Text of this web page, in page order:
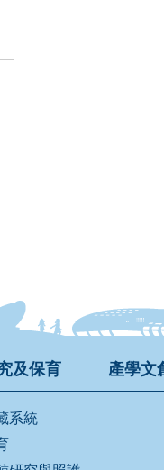
及保育
系統
產學文